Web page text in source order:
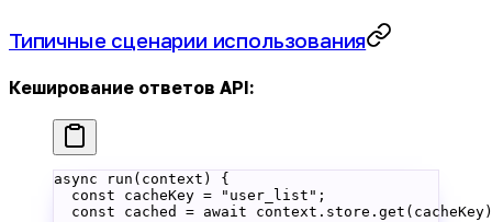
Типичные сценарии использования
Кеширование ответов API:
async run (context) {
  const
cacheKey = "user_list" ;
  const
cached = await context.store. get